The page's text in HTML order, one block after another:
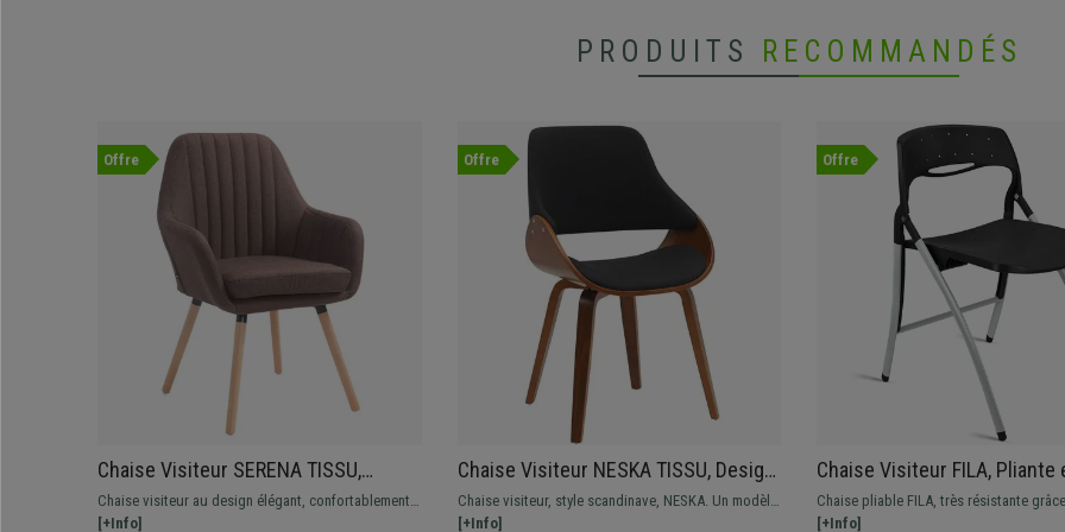
PRODUITS RECOMMANDÉS
Offre
Chaise Visiteur SERENA TISSU,
Design Vintage, Pieds en Bois
couleur Hêtre, Marron
Chaise visiteur au design élégant, confortablement
rembourrée, pieds en bois solides. Plusieurs
[+Info]
Offre
Chaise Visiteur NESKA TISSU, Design
Moderne, Structure en Bois couleur
Noyer, Noir
Chaise visiteur, style scandinave, NESKA. Un modèle
unique, disponible en cuir synthétique ou tissu, à
[+Info]
Offre
Chaise Visiteur FILA, Pliante
Pratique, Structure en Acier,
Chaise pliable FILA, très résistante
structure en acier, couleur gris argenté.
[+Info]